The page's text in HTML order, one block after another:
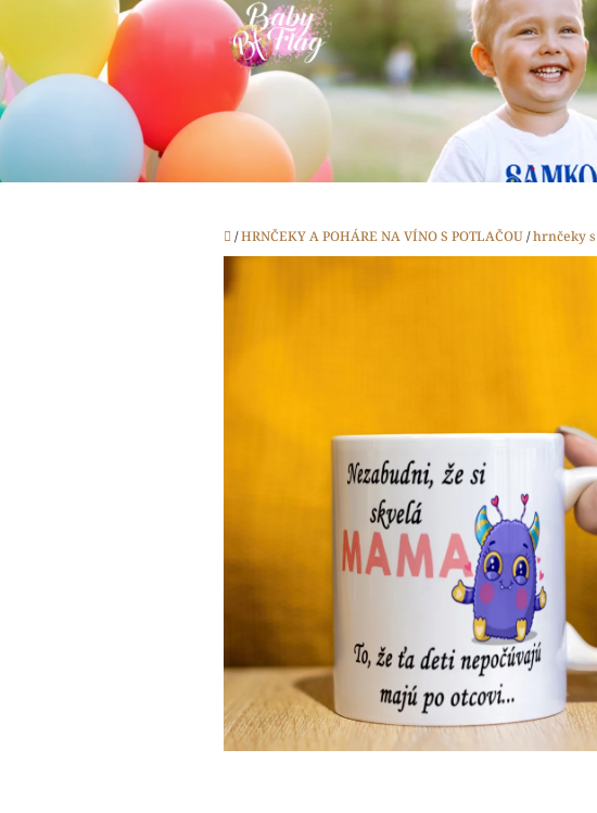
obsah
Domov
/HRNČEKY A POHÁRE NA VÍNO S POTLAČOU/hrnčeky